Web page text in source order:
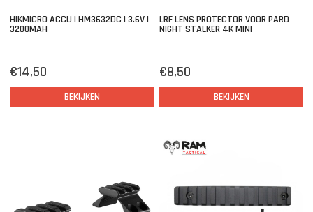
HIKMICRO ACCU | HM3632DC | 3.6V |
3200MAH
€14,50
BEKIJKEN
LRF LENS PROTECTOR VOOR PARD
NIGHT STALKER 4K MINI
€8,50
BEKIJKEN